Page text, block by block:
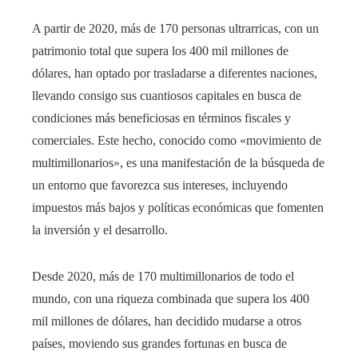
A partir de 2020, más de 170 personas ultrarricas, con un
patrimonio total que supera los 400 mil millones de
dólares, han optado por trasladarse a diferentes naciones,
llevando consigo sus cuantiosos capitales en busca de
condiciones más beneficiosas en términos fiscales y
comerciales. Este hecho, conocido como «movimiento de
multimillonarios», es una manifestación de la búsqueda de
un entorno que favorezca sus intereses, incluyendo
impuestos más bajos y políticas económicas que fomenten
la inversión y el desarrollo.
Desde 2020, más de 170 multimillonarios de todo el
mundo, con una riqueza combinada que supera los 400
mil millones de dólares, han decidido mudarse a otros
países, moviendo sus grandes fortunas en busca de